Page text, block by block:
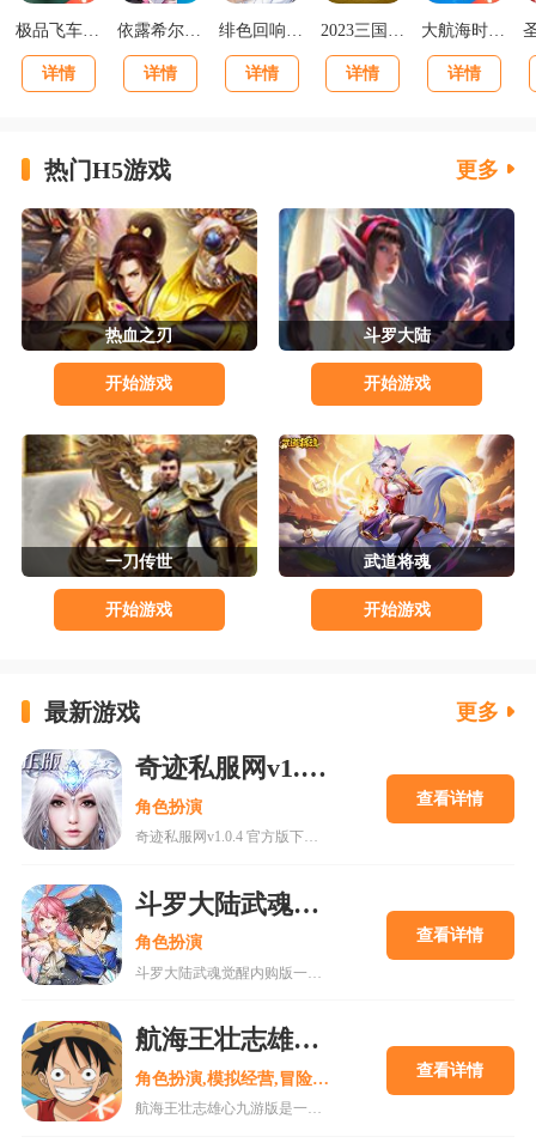
详情
依露希尔星晓官方正版
详情 详情 详情 详情
热门H5游戏 更多
热血之刃
开始游戏
斗罗大陆
开始游戏
一刀传世
开始游戏
武道将魂
开始游戏
最新游戏 更多
奇迹私服网v1.0.4 官方版下载
角色扮演
奇迹私服网v1.0.4 官方版下载是一款经典魔幻系列RPG大型多人在线动作手游，MU世界观强势来袭重现纷争四起的奇迹大陆，五大王国作为勇者诞生的背景屹立在不同的区域。多种族设定让职业选择更加丰富，各有千秋的天赋能力会在战斗中大放异彩，无论是狩猎邪恶势力又或者是征讨对手都有着举足轻重的作用，马上加入一展雄心壮志。
查看详情
斗罗大陆武魂觉醒内购版
角色扮演 查看详情
航海王壮志雄心九游版
角色扮演,模拟经营,冒险解谜
航海王壮志雄心九游版是一款腾讯魔方工作室制作的海贼王正版格斗手游，游戏玩法类似火影忍者手游，玩家可以在游戏中召集你喜欢的海贼王角色一起冒险，组建属于你的最强海贼团。游戏还原原作剧情故事，丰富的主线故事流程，再一次和草帽一伙踏上伟大航道。喜欢的快来18183下载吧~
查看详情